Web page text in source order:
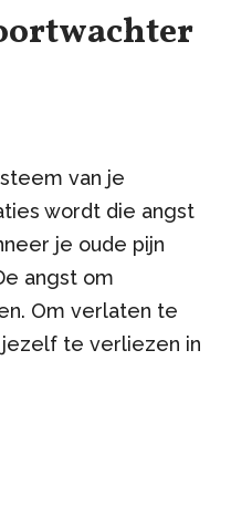
van je
wordt die angst
je oude pijn
angst om
Om verlaten te
te verliezen in